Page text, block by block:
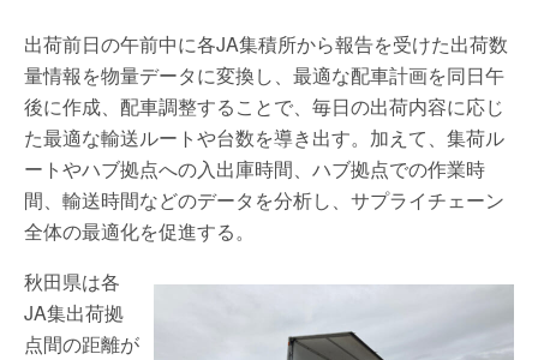
出荷前日の午前中に各JA集積所から報告を受けた出荷数
量情報を物量データに変換し、最適な配車計画を同日午
後に作成、配車調整することで、毎日の出荷内容に応じ
た最適な輸送ルートや台数を導き出す。加えて、集荷ル
ートやハブ拠点への入出庫時間、ハブ拠点での作業時
間、輸送時間などのデータを分析し、サプライチェーン
全体の最適化を促進する。
秋田県は各
JA集出荷拠
点間の距離が